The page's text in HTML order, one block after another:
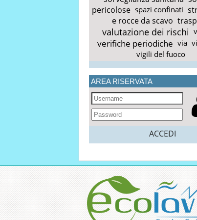
pericolose spazi confinati
e rocce da scavo
valutazione dei rischi
verifiche periodiche via
vigili del fuoco
AREA RISERVATA
ACCEDI